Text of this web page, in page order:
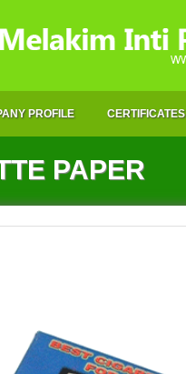
PROFILE CERTIFICATES
PAPER